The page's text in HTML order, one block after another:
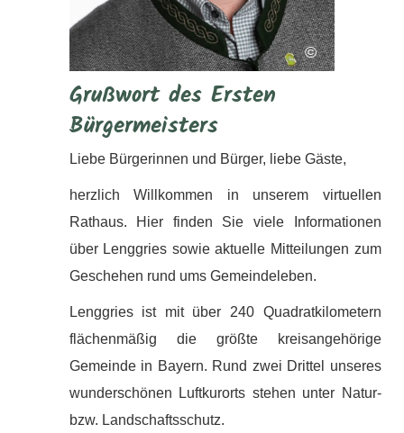
©
Grußwort des Ersten
Bürgermeisters
Liebe Bürgerinnen und Bürger, liebe Gäste,
herzlich Willkommen in unserem virtuellen
Rathaus. Hier finden Sie viele Informationen
über Lenggries sowie aktuelle Mitteilungen zum
Geschehen rund ums Gemeindeleben.
Lenggries ist mit über 240 Quadratkilometern
flächenmäßig die größte kreisangehörige
Gemeinde in Bayern. Rund zwei Drittel unseres
wunderschönen Luftkurorts stehen unter Natur-
bzw. Landschaftsschutz.